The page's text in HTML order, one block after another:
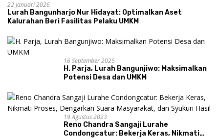
22 Januari 2026
Lurah Bangunharjo Nur Hidayat: Optimalkan Aset
Kalurahan Beri Fasilitas Pelaku UMKM
16 September 2025
H. Parja, Lurah Bangunjiwo: Maksimalkan
Potensi Desa dan UMKM
19 Agustus 2023
Reno Chandra Sangaji Lurahe
Condongcatur: Bekerja Keras, Nikmati